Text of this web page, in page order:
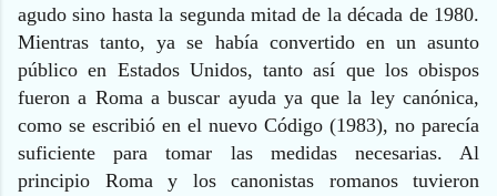
agudo sino hasta la segunda mitad de la década de 1980.
Mientras tanto, ya se había convertido en un asunto
público en Estados Unidos, tanto así que los obispos
fueron a Roma a buscar ayuda ya que la ley canónica,
como se escribió en el nuevo Código (1983), no parecía
suficiente para tomar las medidas necesarias. Al
principio Roma y los canonistas romanos tuvieron